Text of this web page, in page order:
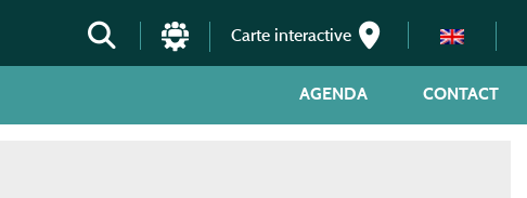
Carte interactive
CONTACT
AGENDA